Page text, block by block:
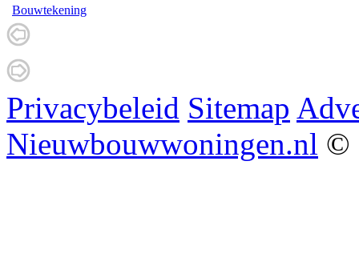
Bouwtekening
Privacybeleid Sitemap
Nieuwbouwwoningen.nl ©